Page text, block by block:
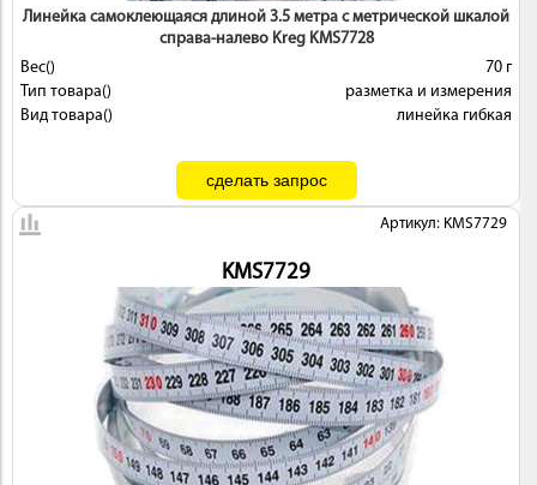
Линейка самоклеющаяся длиной 3.5 метра с метрической шкалой
справа-налево Kreg KMS7728
Вес()
70 г
Тип товара()
разметка и измерения
Вид товара()
линейка гибкая
Артикул: KMS7729
KMS7729